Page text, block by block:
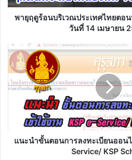
ผลก
วัน
ที่
14
เมษายน
2563)
พายุฤดูร้อนบริเวณประเทศไทยตอ
วันที่ 14 เมษายน
แนะนำ
ขั้น
ตอน
การ
ลง
ทะเบียน
ออนไลน์
ใช้
งานแนะนำขั้นตอนการลงทะเบียนออน
Service/ KSP